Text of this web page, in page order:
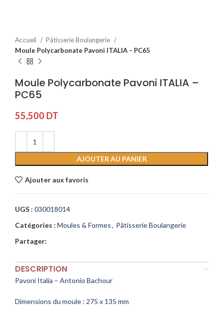
Accueil
Pâtisserie Boulangerie
Moule Polycarbonate Pavoni ITALIA – PC65
Moule Polycarbonate Pavoni ITALIA –
PC65
55,500 DT
AJOUTER AU PANIER
Ajouter aux favoris
UGS : 030018014
Catégories : Moules & Formes, Pâtisserie Boulangerie
Partager:
DESCRIPTION
Pavoni Italia – Antonio Bachour
Dimensions du moule : 275 x 135 mm